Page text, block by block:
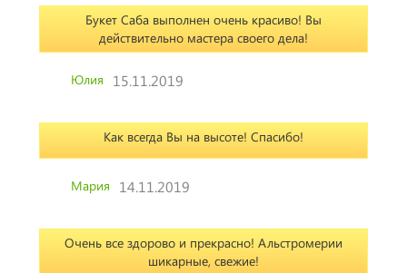
Букет Саба выполнен очень красиво! Вы
действительно мастера своего дела!
Юлия 15.11.2019
Как всегда Вы на высоте! Спасибо!
Мария 14.11.2019
Очень все здорово и прекрасно! Альстромерии
шикарные, свежие!